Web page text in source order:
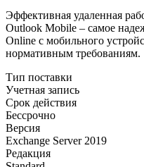
Эффективная удаленная
Outlook Mobile – самое
Online с мобильного
нормативным требованиям.
Тип поставки
Учетная запись
Срок действия
Бессрочно
Версия
Exchange Server 2019
Редакция